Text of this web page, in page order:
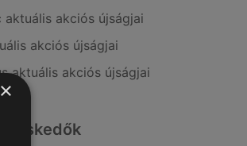
akciós újságjai
akciós újságjai
aktuális akciós újságjai
×